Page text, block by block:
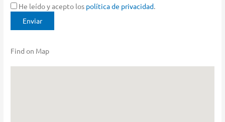
He leído y acepto los política de privacidad.
Find on Map